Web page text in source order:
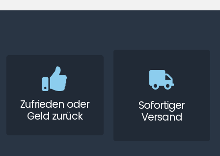
Zufrieden oder
Geld zurück
Sofortiger
Versand